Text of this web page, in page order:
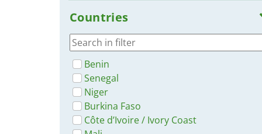
Countries
Benin
Senegal
Niger
Burkina Faso
Côte d’Ivoire / Ivory Coast